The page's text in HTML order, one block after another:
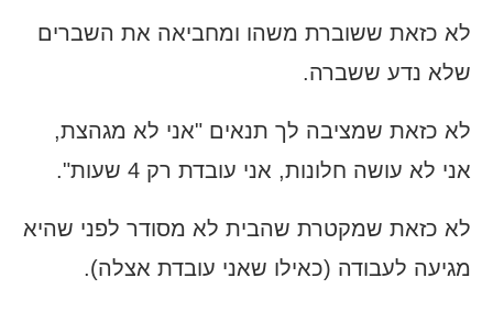
לא כזאת ששוברת משהו ומחביאה את השברים
שלא נדע ששברה.
לא כזאת שמציבה לך תנאים "אני לא מגהצת,
אני לא עושה חלונות, אני עובדת רק 4 שעות".
לא כזאת שמקטרת שהבית לא מסודר לפני שהיא
מגיעה לעבודה (כאילו שאני עובדת אצלה).